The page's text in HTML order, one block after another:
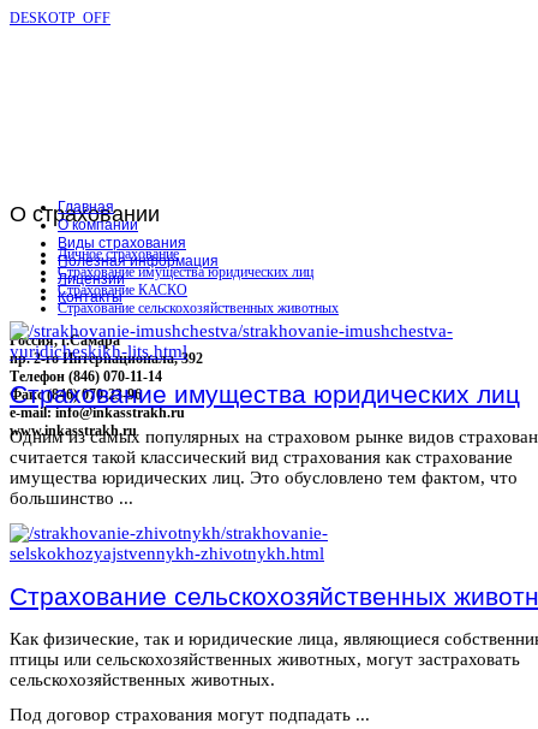
DESKOTP_OFF
О страховании
Личное страхование
Страхование имущества юридических лиц
Страхование КАСКО
Страхование сельскохозяйственных животных
Россия, г.Самара
пр. 2-го Интернационала, 392
Телефон (846) 070-11-14
Факс (846) 070-23-96
e-mail: info@inkasstrakh.ru
www.inkasstrakh.ru
Главная
О компании
Виды страхования
Полезная информация
Лицензии
Контакты
Страхование имущества юридических лиц
Одним из самых популярных на страховом рынке видов
считается такой классический вид страхования как страхование
имущества юридических лиц. Это обусловлено тем фактом, что
большинство ...
Страхование сельскохозяйственных
Как физические, так и юридические лица, являющиеся
птицы или сельскохозяйственных животных, могут застраховать
сельскохозяйственных животных.
Под договор страхования могут подпадать ...